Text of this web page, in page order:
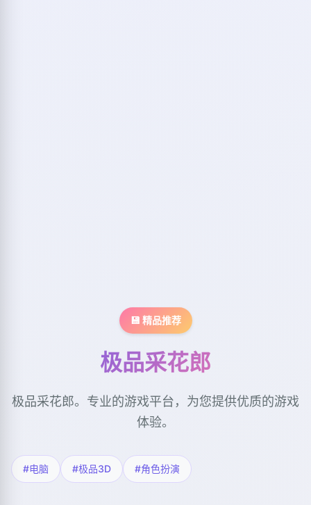
💾 精品推荐
极品采花郎
极品采花郎。专业的游戏平台，为您提供优质的游戏
体验。
#电脑 #极品3D #角色扮演